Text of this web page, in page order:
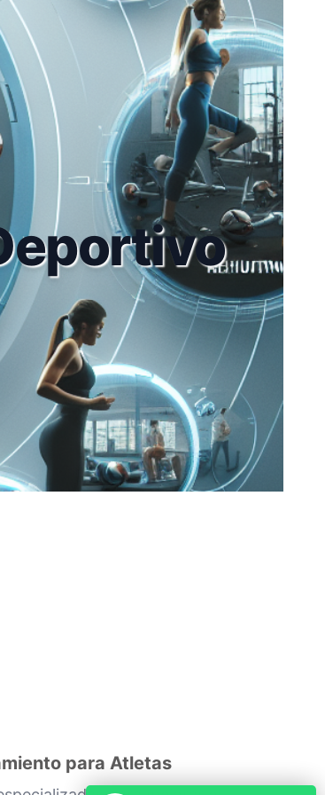
para Atletas